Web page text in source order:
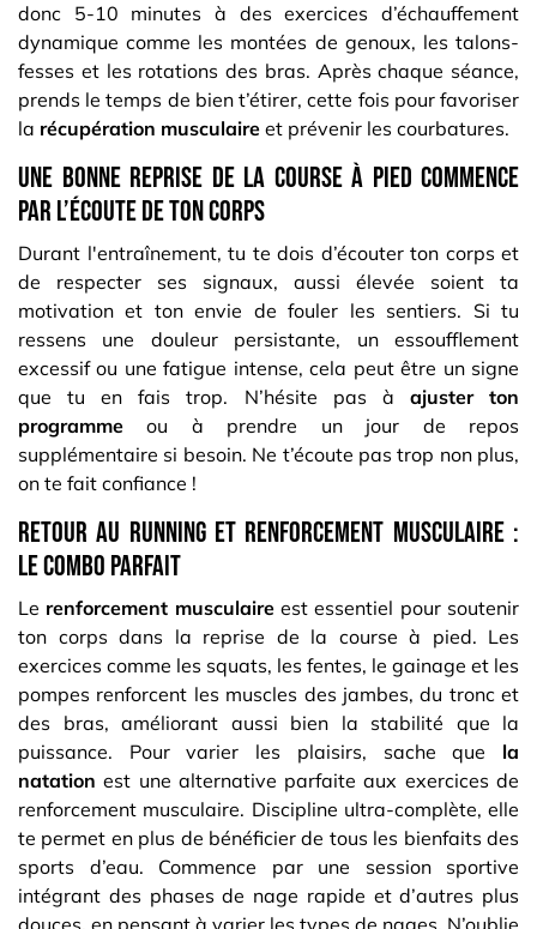
donc 5-10 minutes à des exercices d’échauffement
dynamique comme les montées de genoux, les talons-
fesses et les rotations des bras. Après chaque séance,
prends le temps de bien t’étirer, cette fois pour favoriser
la récupération musculaire et prévenir les courbatures.
Une bonne reprise de la course à pied commence
par l’écoute de ton corps
Durant l'entraînement, tu te dois d’écouter ton corps et
de respecter ses signaux, aussi élevée soient ta
motivation et ton envie de fouler les sentiers. Si tu
ressens une douleur persistante, un essoufflement
excessif ou une fatigue intense, cela peut être un signe
que tu en fais trop. N’hésite pas à ajuster ton
programme ou à prendre un jour de repos
supplémentaire si besoin. Ne t’écoute pas trop non plus,
on te fait confiance !
Retour au running et renforcement musculaire :
le combo parfait
Le renforcement musculaireest essentiel pour soutenir
ton corps dans la reprise de la course à pied. Les
exercices comme les squats, les fentes, le gainage et les
pompes renforcent les muscles des jambes, du tronc et
des bras, améliorant aussi bien la stabilité que la
puissance. Pour varier les plaisirs, sache que la
natation est une alternative parfaite aux exercices de
renforcement musculaire. Discipline ultra-complète, elle
te permet en plus de bénéficier de tous les bienfaits des
sports d’eau. Commence par une session sportive
intégrant des phases de nage rapide et d’autres plus